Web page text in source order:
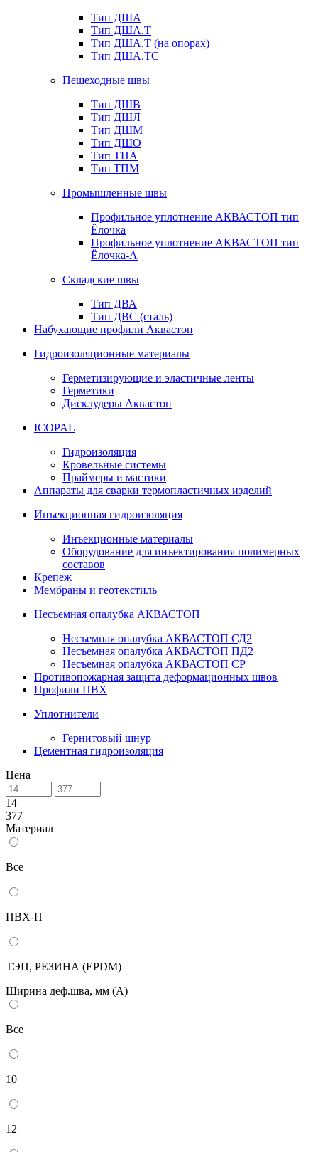
Тип ДША
Тип ДША.Т
Тип ДША.Т (на опорах)
Тип ДША.ТС
Пешеходные швы
Тип ДШВ
Тип ДШЛ
Тип ДШМ
Тип ДШО
Тип ТПА
Тип ТПМ
Промышленные швы
Профильное уплотнение АКВАСТОП тип
Ёлочка
Профильное уплотнение АКВАСТОП тип
Ёлочка-А
Складские швы
Тип ДВА
Тип ДВС (сталь)
Набухающие профили Аквастоп
Гидроизоляционные материалы
Герметизирующие и эластичные ленты
Герметики
Дисклудеры Аквастоп
ICOPAL
Гидроизоляция
Кровельные системы
Праймеры и мастики
Аппараты для сварки термопластичных изделий
Инъекционная гидроизоляция
Инъекционные материалы
Оборудование для инъектирования полимерных
составов
Крепеж
Мембраны и геотекстиль
Несъемная опалубка АКВАСТОП
Несъемная опалубка АКВАСТОП СД2
Несъемная опалубка АКВАСТОП ПД2
Несъемная опалубка АКВАСТОП СР
Противопожарная защита деформационных швов
Профили ПВХ
Уплотнители
Гернитовый шнур
Цементная гидроизоляция
Цена
14
377
Материал
Все
ПВХ-П
ТЭП, РЕЗИНА (EPDM)
Ширина деф.шва, мм (А)
Все
10
12